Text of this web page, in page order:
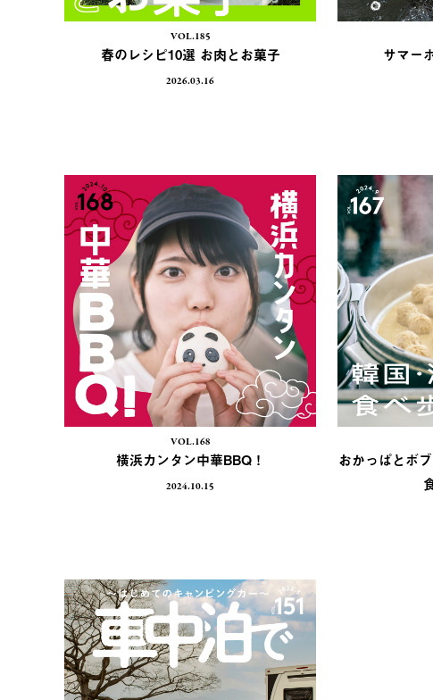
VOL.185
春のレシピ10選 お肉とお菓子
2026.03.16
サマー
VOL.168
横浜カンタン中華BBQ！
2024.10.15
おかっぱとボ